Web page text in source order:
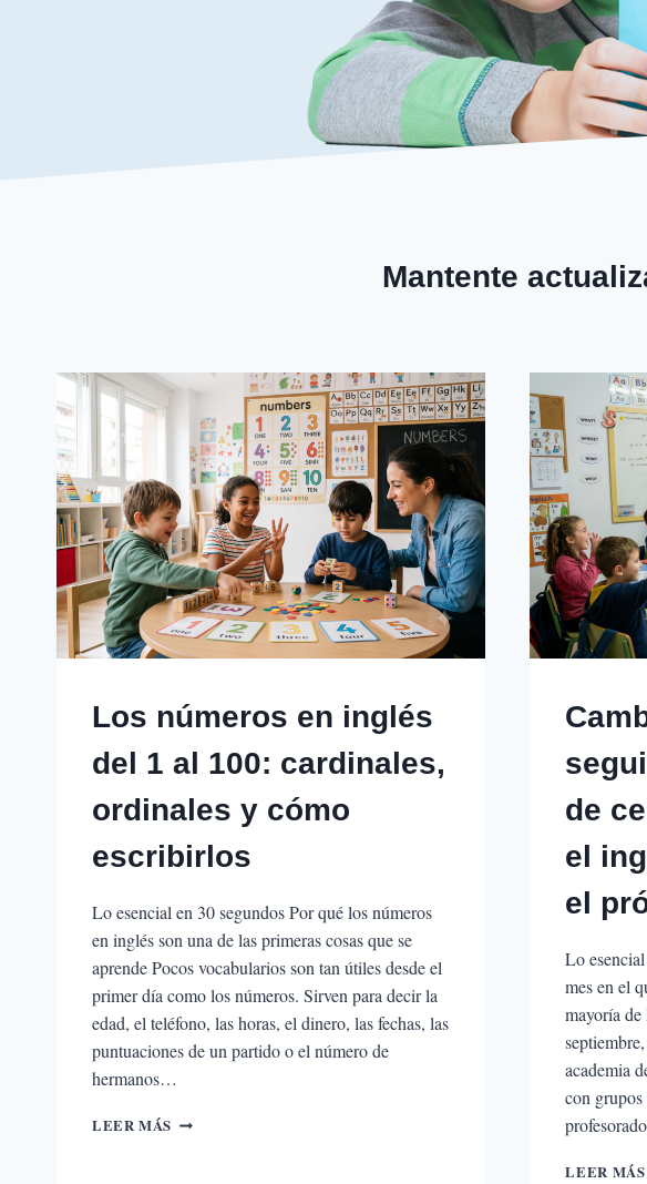
Mantente
Los números en inglés
del 1 al 100: cardinales,
ordinales y cómo
escribirlos
Lo esencial en 30 segundos Por qué los números
en inglés son una de las primeras cosas que se
aprende Pocos vocabularios son tan útiles desde el
primer día como los números. Sirven para decir la
edad, el teléfono, las horas, el dinero, las fechas, las
puntuaciones de un partido o el número de
hermanos…
LEER MÁS LOS
de
el
el
Lo
mes en el
mayoría
academia
con
LEER MÁS